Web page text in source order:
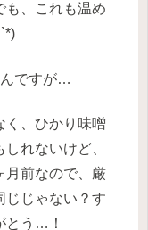
、これも温め
ですが…
く、ひかり味噌
れないけど、
月前なので、厳
じゃない？す
とう…！